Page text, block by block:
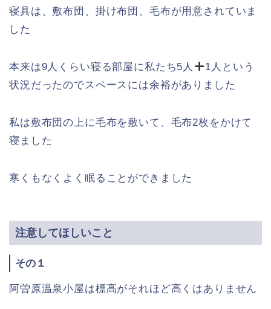
寝具は、敷布団、掛け布団、毛布が用意されていま
した
本来は9人くらい寝る部屋に私たち5人
1人という
状況だったのでスペースには余裕がありました
私は敷布団の上に毛布を敷いて、毛布2枚をかけて
寝ました
寒くもなくよく眠ることができました
注意してほしいこと
その１
阿曽原温泉小屋は標高がそれほど高くはありません